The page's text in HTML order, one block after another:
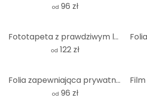
od 96 zł
Fototapeta z prawdziwym lwem
od 122 zł
Folia zapewniająca prywatność podczas podróży
od 96 zł